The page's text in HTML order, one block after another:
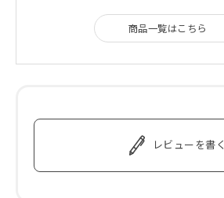
商品一覧はこちら
レビューを書く